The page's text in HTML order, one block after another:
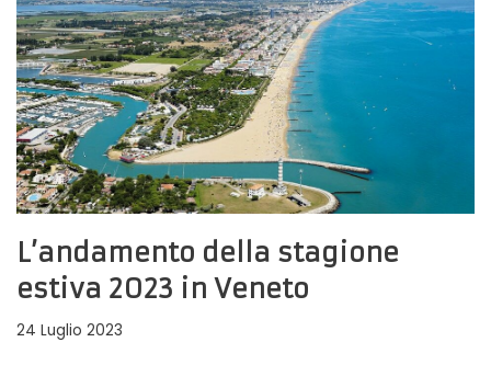
L’andamento della stagione
estiva 2023 in Veneto
24 Luglio 2023